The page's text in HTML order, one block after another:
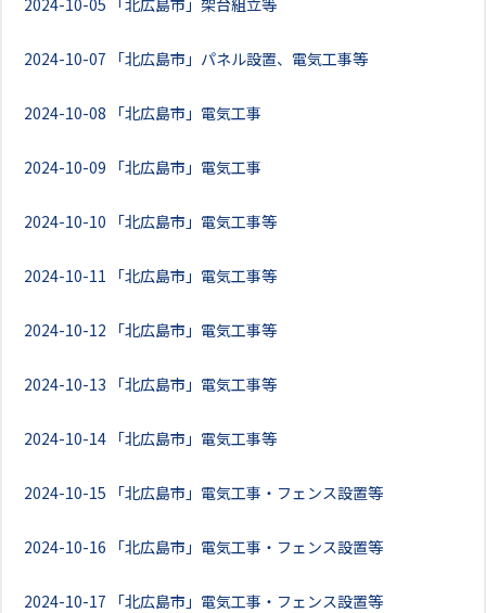
2024-10-05 「北広島市」架台組立等
2024-10-07 「北広島市」パネル設置、電気工事等
2024-10-08 「北広島市」電気工事
2024-10-09 「北広島市」電気工事
2024-10-10 「北広島市」電気工事等
2024-10-11 「北広島市」電気工事等
2024-10-12 「北広島市」電気工事等
2024-10-13 「北広島市」電気工事等
2024-10-14 「北広島市」電気工事等
2024-10-15 「北広島市」電気工事・フェンス設置等
2024-10-16 「北広島市」電気工事・フェンス設置等
2024-10-17 「北広島市」電気工事・フェンス設置等